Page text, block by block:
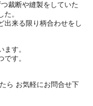
裁断や縫製をしていた
。
出来る限り柄合わせをし
す。
す。
ら お気軽にお問合せ下